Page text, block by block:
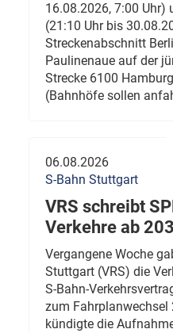
16.08.2026, 7:00 Uhr)
(21:10 Uhr bis
Streckenabschnitt
Paulinenaue auf der
Strecke 6100
(Bahnhöfe sollen
06.08.2026
S-Bahn Stuttgart
VRS schreibt
Verkehre ab
Vergangene Woche
Stuttgart (VRS) die
S-Bahn-
zum
kündigte die